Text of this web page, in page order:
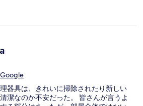
器具は、きれいに掃除されたり新しい
潔なのか不安だった。 皆さんが言うよ